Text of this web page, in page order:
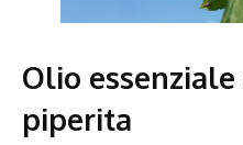
Olio
piperita